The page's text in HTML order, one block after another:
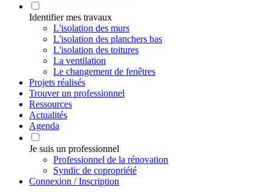
Identifier mes travaux
L'isolation des murs
L'isolation des planchers bas
L'isolation des toitures
La ventilation
Le changement de fenêtres
Projets réalisés
Trouver un professionnel
Ressources
Actualités
Agenda
Je suis un professionnel
Professionnel de la rénovation
Syndic de copropriété
Connexion / Inscription